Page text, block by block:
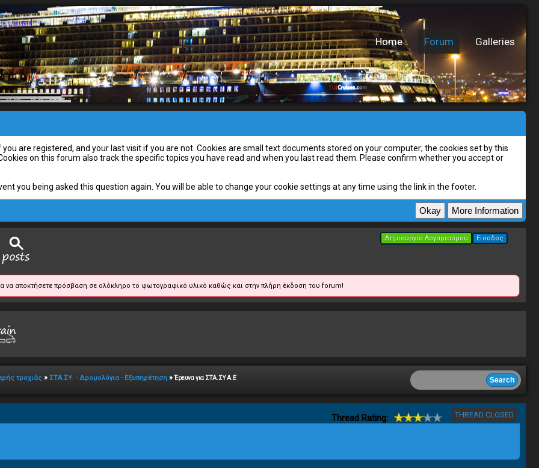
Home Forum Galleries
are registered, and your last visit if you are not. Cookies are small text documents stored on your computer; the cookies set by this
on this forum also track the specific topics you have read and when you last read them. Please confirm whether you accept or
you being asked this question again. You will be able to change your cookie settings at any time using the link in the footer.
Δημιουργία Λογαριασμού Είσοδος
να αποκτήσετε πρόσβαση σε ολόκληρο το φωτογραφικό υλικό καθώς και στην πλήρη έκδοση του forum!
τροχιάς » ΣΤΑ.ΣΥ. - Δρομολόγια - Εξυπηρέτηση »Έρευνα για ΣΤΑ.ΣΥ Α.Ε
THREAD CLOSED
Thread Rating: